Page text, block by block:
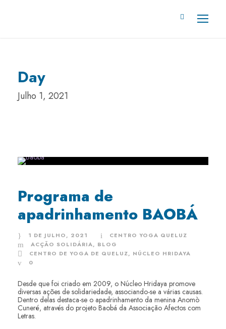
Day
Julho 1, 2021
Programa de
apadrinhamento BAOBÁ
1 DE JULHO, 2021
CENTRO YOGA QUELUZ
ACÇÃO SOLIDÁRIA, BLOG
CENTRO DE YOGA DE QUELUZ, NÚCLEO HRIDAYA
0
Desde que foi criado em 2009, o Núcleo Hridaya promove
diversas ações de solidariedade, associando-se a várias causas.
Dentro delas destaca-se o apadrinhamento da menina Anomò
Cuneré, através do projeto Baobá da Associação Afectos com
Letras.